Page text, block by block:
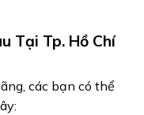
Tại Tp. Hồ Chí
các bạn có thể